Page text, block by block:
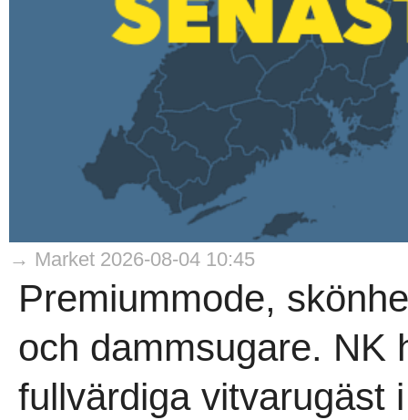
→ Market 2026-08-04 10:45
Premiummode,
och dammsugare. NK
fullvärdiga vitvarugäst